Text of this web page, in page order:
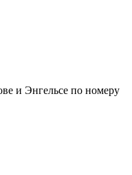
и Энгельсе по номеру